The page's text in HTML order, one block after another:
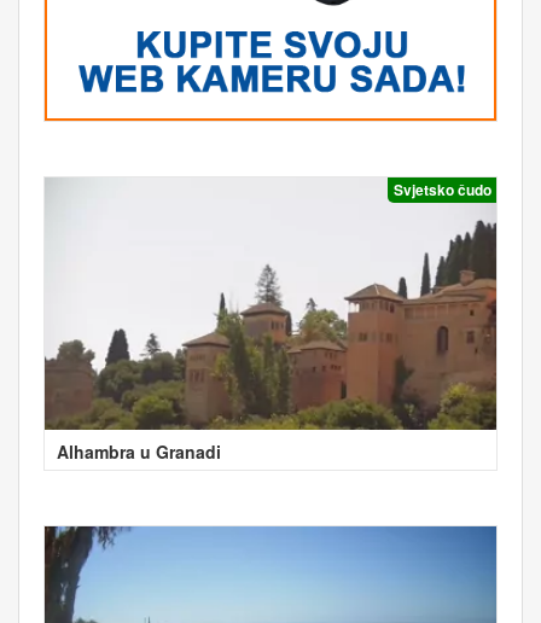
Svjetsko čudo
Alhambra u Granadi